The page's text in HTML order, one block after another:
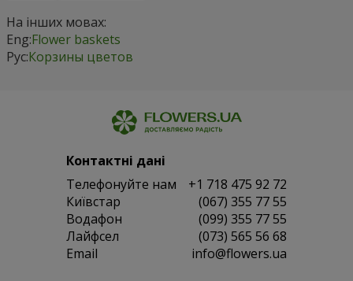
На інших мовах:
Eng:Flower baskets
Рус:Корзины цветов
Контактні дані
Телефонуйте нам
+1 718 475 92 72
Київстар
(067) 355 77 55
Водафон
(099) 355 77 55
Лайфсел
(073) 565 56 68
Email
info@flowers.ua